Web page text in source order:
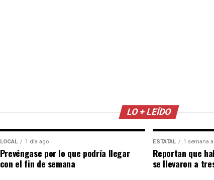
LO + LEÍDO
LOCAL 1 día ago
Prevéngase por lo que podría llegar
con el fin de semana
ESTATAL 1 semana
Reportan que
se llevaron a